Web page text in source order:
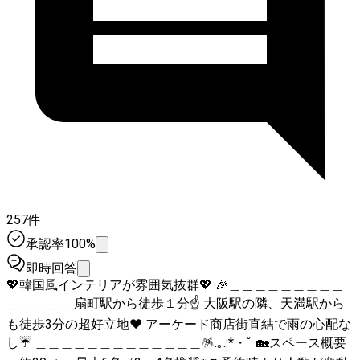
257件
承認率100%
即時回答
💖韓国風インテリアが雰囲気抜群💖 🎉＿＿＿＿＿＿＿＿＿
＿＿＿＿＿ 扇町駅から徒歩１分☝️ 大阪駅の隣、天満駅から
も徒歩3分の超好立地♥️ アーケード商店街直結で雨の心配な
し☔️ ＿＿＿＿＿＿＿＿＿＿＿＿＿🪅.｡.:*・ﾟ 🏡スペース概要